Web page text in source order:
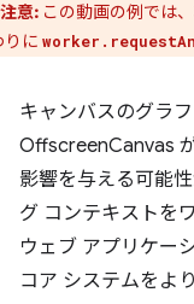
注意: この動画の例では
りに
キャンバスのグラ
OffscreenCanvas
影響を与える可能
グ コンテキストを
ウェブ アプリケー
コア システムをよ